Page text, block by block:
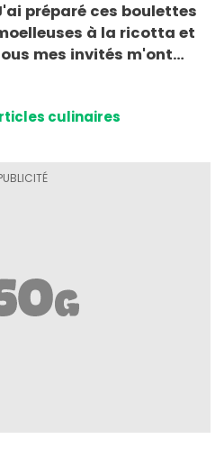
préparé ces boulettes
à la ricotta et
mes invités m'ont
culinaires